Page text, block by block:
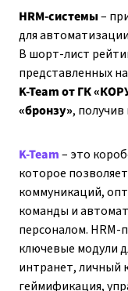
HRM-системы–
для
В шорт-лист
представленных
K-Team от ГК
«бронзу»,
K-Team– это
которое
коммуникаций,
команды и
персоналом. HRM-
ключевые модули
интранет, личный
геймификация,